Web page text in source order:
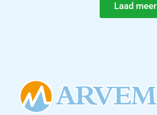
Laad meer